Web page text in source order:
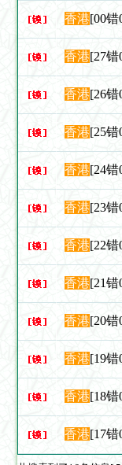
香港[00
香港[27
香港[26
香港[25
香港[24
香港[23
香港[22
香港[21
香港[20
香港[19
香港[18
香港[17